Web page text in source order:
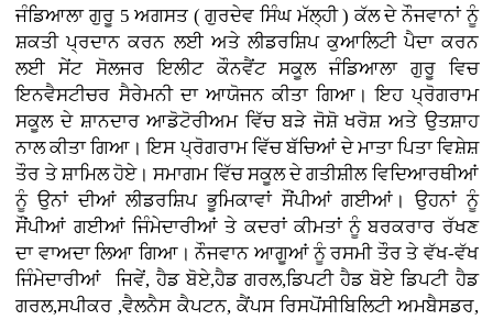
ਜੰਡਿਆਲਾ ਗੁਰੂ 5 ਅਗਸਤ ( ਗੁਰਦੇਵ ਸਿੰਘ ਮੱਲ੍ਹੀ )ਕੱਲ ਦੇ ਨੌਜਵਾਨਾਂ ਨੂੰ
ਸ਼ਕਤੀ ਪ੍ਰਦਾਨ ਕਰਨ ਲਈ ਅਤੇ ਲੀਡਰਸ਼ਿਪ ਕੁਆਲਿਟੀ ਪੈਦਾ ਕਰਨ
ਲਈ ਸੇਂਟ ਸੋਲਜਰ ਇਲੀਟ ਕੌਨਵੈਂਟ ਸਕੂਲ ਜੰਡਿਆਲਾ ਗੁਰੂ ਵਿਚ
ਇਨਵੈਸਟੀਚਰ ਸੈਰੇਮਨੀ ਦਾ ਆਯੋਜਨ ਕੀਤਾ ਗਿਆ। ਇਹ ਪ੍ਰੋਗਰਾਮ
ਸਕੂਲ ਦੇ ਸ਼ਾਨਦਾਰ ਆਡੋਟੋਰੀਅਮ ਵਿੱਚ ਬੜੇ ਜੋਸ਼ੋ ਖਰੋਸ਼ ਅਤੇ ਉਤਸ਼ਾਹ
ਨਾਲ ਕੀਤਾ ਗਿਆ। ਇਸ ਪ੍ਰੋਗਰਾਮ ਵਿੱਚ ਬੱਚਿਆਂ ਦੇ ਮਾਤਾ ਪਿਤਾ ਵਿਸ਼ੇਸ਼
ਤੌਰ ਤੇ ਸ਼ਾਮਿਲ ਹੋਏ। ਸਮਾਗਮ ਵਿੱਚ ਸਕੂਲ ਦੇ ਗਤੀਸ਼ੀਲ ਵਿਦਿਆਰਥੀਆਂ
ਨੂੰ ਉਨਾਂ ਦੀਆਂ ਲੀਡਰਸ਼ਿਪ ਭੂਮਿਕਾਵਾਂ ਸੌਂਪੀਆਂ ਗਈਆਂ। ਉਹਨਾਂ ਨੂੰ
ਸੌਂਪੀਆਂ ਗਈਆਂ ਜਿੰਮੇਦਾਰੀਆਂ ਤੇ ਕਦਰਾਂ ਕੀਮਤਾਂ ਨੂੰ ਬਰਕਰਾਰ ਰੱਖਣ
ਦਾ ਵਾਅਦਾ ਲਿਆ ਗਿਆ। ਨੌਜਵਾਨ ਆਗੂਆਂ ਨੂੰ ਰਸਮੀ ਤੌਰ ਤੇ ਵੱਖ-ਵੱਖ
ਜਿੰਮੇਦਾਰੀਆਂ ਜਿਵੇਂ, ਹੈਡ ਬੋਏ,ਹੈਡ ਗਰਲ,ਡਿਪਟੀ ਹੈਡ ਬੋਏ ਡਿਪਟੀ ਹੈਡ
ਗਰਲ,ਸਪੀਕਰ ,ਵੈਲਨੈਸ ਕੈਪਟਨ, ਕੈਂਪਸ ਰਿਸਪੋਂਸੀਬਿਲਿਟੀ ਅਮਬੈਸਡਰ,